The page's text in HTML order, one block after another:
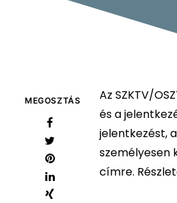
MEGOSZTÁS
Az SZKTV/
és a
jelentkezést,
személyesen
címre.